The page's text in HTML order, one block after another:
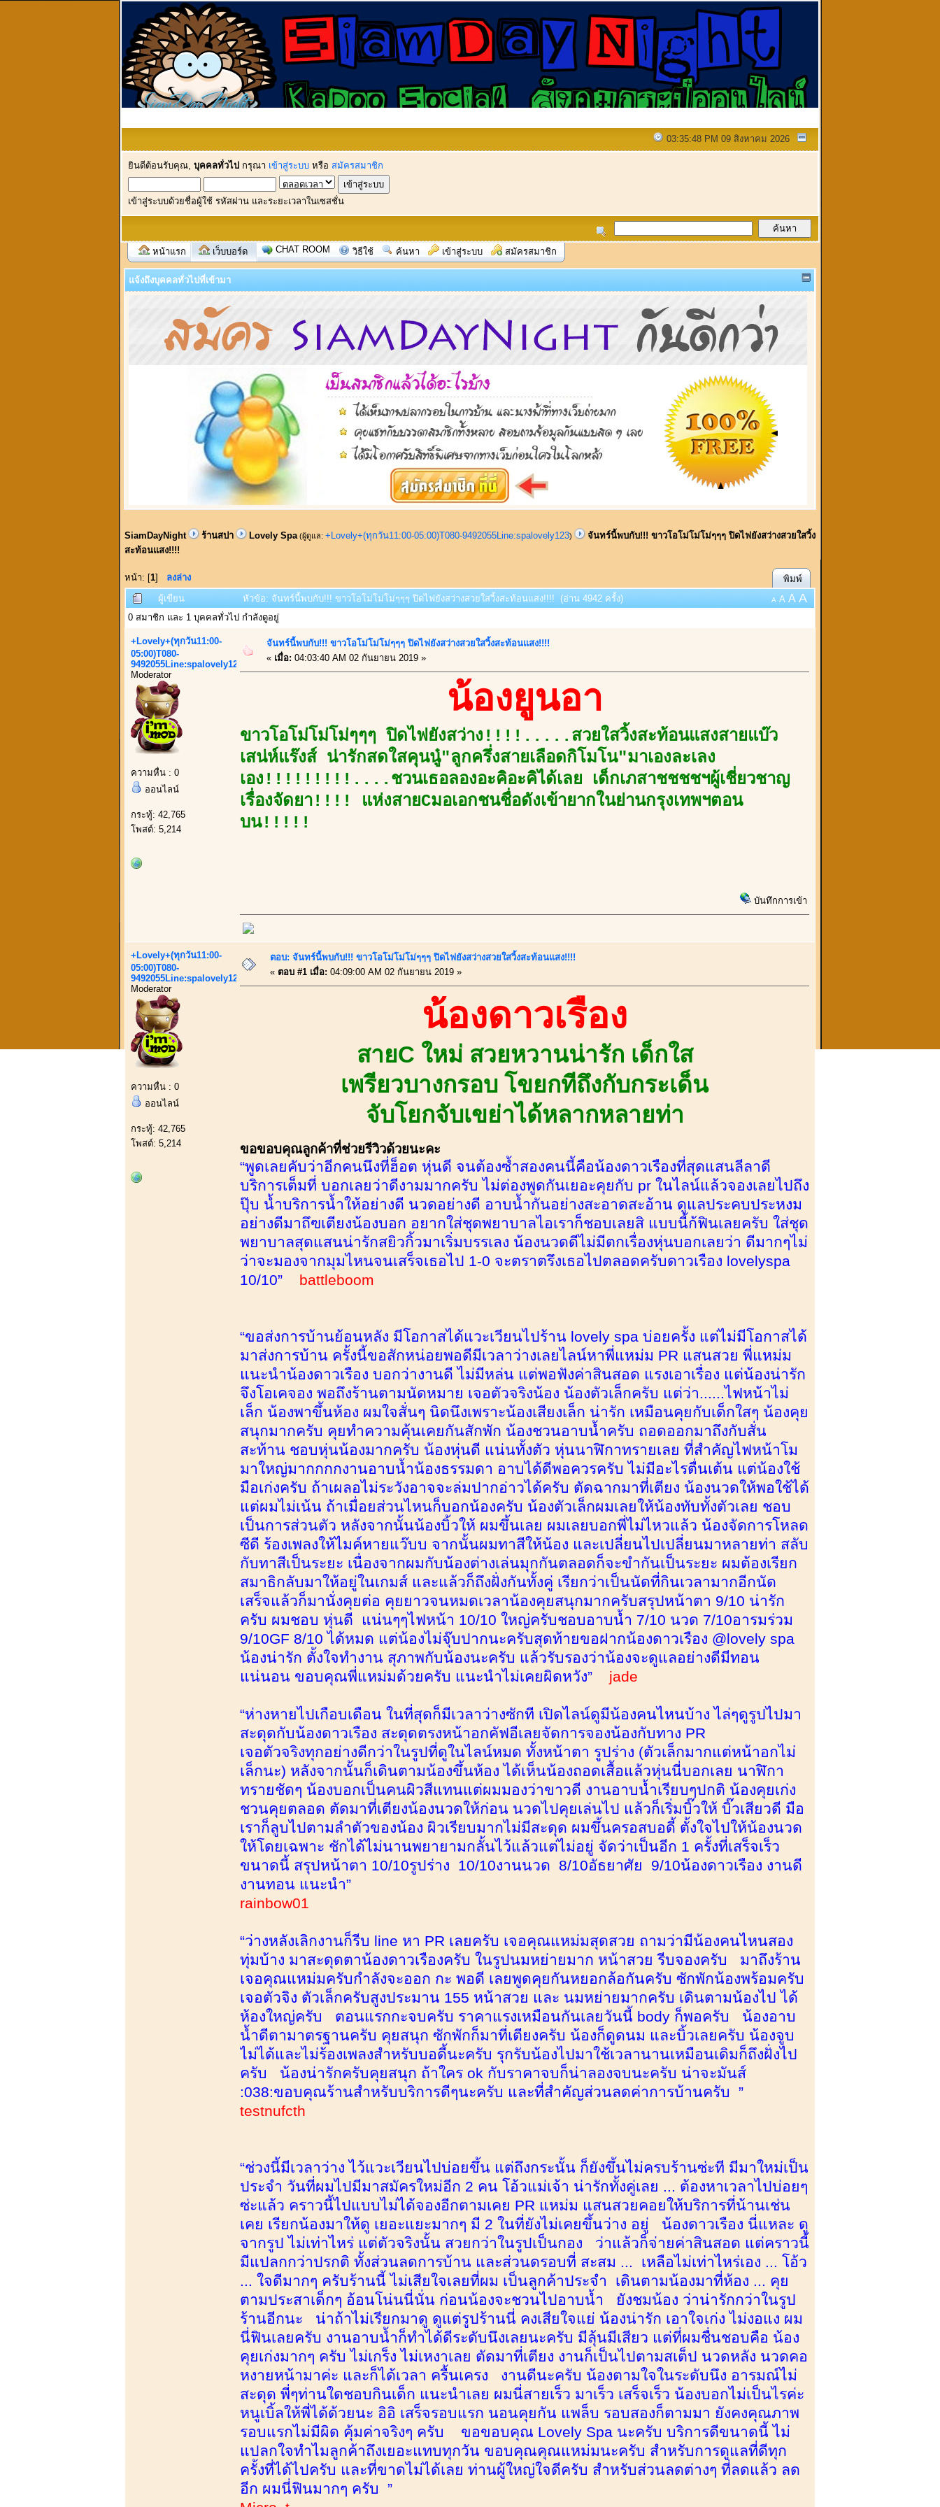
03:35:48 PM 09 สิงหาคม 2026
ยินดีต้อนรับคุณ, บุคคลทั่วไป กรุณา เข้าสู่ระบบ หรือ สมัครสมาชิก
เข้าสู่ระบบด้วยชื่อผู้ใช้ รหัสผ่าน และระยะเวลาในเซสชั่น
หน้าแรก เว็บบอร์ด CHAT ROOM วิธีใช้ ค้นหา เข้าสู่ระบบ สมัครสมาชิก
แจ้งถึงบุคคลทั่วไปที่เข้ามา
SiamDayNight ร้านสปา Lovely Spa (ผู้ดูแล: +Lovely+(ทุกวัน11:00-05:00)T080-9492055Line:spalovely123)
จันทร์นี้พบกับ!!! ขาวโอโม่โม่โม่ๆๆๆ ปิดไฟยังสว่างสวยใสวิ้ง
สะท้อนแสง!!!!
หน้า: [1] ลงล่าง
พิมพ์
ผู้เขียน
หัวข้อ: จันทร์นี้พบกับ!!! ขาวโอโม่โม่โม่ๆๆๆ ปิดไฟยังสว่างสวยใสวิ้งสะท้อนแสง!!!! (อ่าน 4942 ครั้ง) A A A A
0 สมาชิก และ 1 บุคคลทั่วไป กำลังดูอยู่
+Lovely+(ทุกวัน11:00-
05:00)T080-
9492055Line:spalovely123
Moderator
ความหื่น : 0
ออนไลน์
กระทู้: 42,765
โพสต์: 5,214
จันทร์นี้พบกับ!!! ขาวโอโม่โม่โม่ๆๆๆ ปิดไฟยังสว่างสวยใสวิ้งสะท้อนแสง!!!!
« เมื่อ: 04:03:40 AM 02 กันยายน 2019 »
น้องยูนอา
ขาวโอโม่โม่โม่ๆๆๆ ปิดไฟยังสว่าง!!!!.....สวยใสวิ้งสะท้อนแสงสายแบ๊ว
เสน่ห์แร๊งส์ น่ารักสดใสคุนนู๋"ลูกครึ่งสายเลือดกิโมโน"มาเองละเลง
เอง!!!!!!!!!....ชวนเธอลองอะคิอะคิได้เลย เด็กเภสาชชชชฯผู้เชี่ยวชาญ
เรื่องจัดยา!!!! แห่งสายCมอเอกชนชื่อดังเข้ายากในย่านกรุงเทพฯตอน
บน!!!!!
บันทึกการเข้า
+Lovely+(ทุกวัน11:00-
05:00)T080-
9492055Line:spalovely123
Moderator
ความหื่น : 0
ออนไลน์
กระทู้: 42,765
โพสต์: 5,214
ตอบ: จันทร์นี้พบกับ!!! ขาวโอโม่โม่โม่ๆๆๆ ปิดไฟยังสว่างสวยใสวิ้งสะท้อนแสง!!!!
« ตอบ #1 เมื่อ: 04:09:00 AM 02 กันยายน 2019 »
น้องดาวเรือง
สายC ใหม่ สวยหวานน่ารัก เด็กใส
เพรียวบางกรอบ โขยกทีถึงกับกระเด็น
จับโยกจับเขย่าได้หลากหลายท่า
ขอขอบคุณลูกค้าที่ช่วยรีวิวด้วยนะคะ
“พูดเลยคับว่าอีกคนนึงที่ฮ็อต หุ่นดี จนต้องซ้ำสองคนนี้คือน้องดาวเรืองที่สุดแสนลีลาดี
บริการเต็มที่ บอกเลยว่าดีงามมากครับ ไม่ต่องพูดกันเยอะคุยกับ pr ในไลน์แล้วจองเลยไปถึง
ปุ๊บ น้ำบริการน้ำให้อย่างดี นวดอย่างดี อาบน้ำกันอย่างสะอาดสะอ้าน ดูแลประคบประหงม
อย่างดีมาถึฃเตียงน้องบอก อยากใส่ชุดพยาบาลไอเราก็ชอบเลยสิ แบบนี้ก้ฟินเลยครับ ใส่ชุด
พยาบาลสุดแสนน่ารักสยิวกิ้วมาเริ่มบรรเลง น้องนวดดีไม่มีตกเรื่องหุ่นบอกเลยว่า ดีมากๆไม่
ว่าจะมองจากมุมไหนจนเสร็จเธอไป 1-0 จะตราตรึงเธอไปตลอดครับดาวเรือง lovelyspa
10/10”
battleboom
“ขอส่งการบ้านย้อนหลัง มีโอกาสได้แวะเวียนไปร้าน lovely spa บ่อยครั้ง แต่ไม่มีโอกาสได้
มาส่งการบ้าน ครั้งนี้ขอสักหน่อยพอดีมีเวลาว่างเลยไลน์หาพี่แหม่ม PR แสนสวย พี่แหม่ม
แนะนำน้องดาวเรือง บอกว่างานดี ไม่มีหล่น แต่พอฟังค่าสินสอด แรงเอาเรื่อง แต่น้องน่ารัก
จึงโอเคจอง พอถึงร้านตามนัดหมาย เจอตัวจริงน้อง น้องตัวเล็กครับ แต่ว่า......ไฟหน้าไม่
เล็ก น้องพาขึ้นห้อง ผมใจสั่นๆ นิดนึงเพราะน้องเสียงเล็ก น่ารัก เหมือนคุยกับเด็กใสๆ น้องคุย
สนุกมากครับ คุยทำความคุ้นเคยกันสักพัก น้องชวนอาบน้ำครับ ถอดออกมาถึงกับสั่น
สะท้าน ชอบหุ่นน้องมากครับ น้องหุ่นดี แน่นทั้งตัว หุ่นนาฬิกาทรายเลย ที่สำคัญไฟหน้าโม
มาใหญ่มากกกกงานอาบน้ำน้องธรรมดา อาบได้ดีพอควรครับ ไม่มีอะไรตื่นเต้น แต่น้องใช้
มือเก่งครับ ถ้าเผลอไม่ระวังอาจจะล่มปากอ่าวได้ครับ ตัดฉากมาที่เตียง น้องนวดให้พอใช้ได้
แต่ผมไม่เน้น ถ้าเมื่อยส่วนไหนก็บอกน้องครับ น้องตัวเล็กผมเลยให้น้องทับทั้งตัวเลย ชอบ
เป็นการส่วนตัว หลังจากนั้นน้องบิ้วให้ ผมขึ้นเลย ผมเลยบอกพี่ไม่ไหวแล้ว น้องจัดการโหลด
ซีดี ร้องเพลงให้ไมค์หายแว๊บบ จากนั้นผมทาสีให้น้อง และเปลี่ยนไปเปลี่ยนมาหลายท่า สลับ
กับทาสีเป็นระยะ เนื่องจากผมกับน้องต่างเล่นมุกกันตลอดก็จะขำกันเป็นระยะ ผมต้องเรียก
สมาธิกลับมาให้อยู่ในเกมส์ และแล้วก็ถึงฝั่งกันทั้งคู่ เรียกว่าเป็นนัดที่กินเวลามากอีกนัด
เสร็จแล้วก็มานั่งคุยต่อ คุยยาวจนหมดเวลาน้องคุยสนุกมากครับสรุปหน้าตา 9/10 น่ารัก
ครับ ผมชอบ หุ่นดี แน่นๆๆไฟหน้า 10/10 ใหญ่ครับชอบอาบน้ำ 7/10 นวด 7/10อารมร่วม
9/10GF 8/10 ได้หมด แต่น้องไม่จุ๊บปากนะครับสุดท้ายขอฝากน้องดาวเรือง @lovely spa
น้องน่ารัก ตั้งใจทำงาน สุภาพกับน้องนะครับ แล้วรับรองว่าน้องจะดูแลอย่างดีมีทอน
แน่นอน ขอบคุณพี่แหม่มด้วยครับ แนะนำไม่เคยผิดหวัง”
jade
“ห่างหายไปเกือบเดือน ในที่สุดก็มีเวลาว่างซักที เปิดไลน์ดูมีน้องคนไหนบ้าง ไล่ๆดูรูปไปมา
สะดุดกับน้องดาวเรือง สะดุดตรงหน้าอกคัฟอีเลยจัดการจองน้องกับทาง PR
เจอตัวจริงทุกอย่างดีกว่าในรูปที่ดูในไลน์หมด ทั้งหน้าตา รูปร่าง (ตัวเล็กมากแต่หน้าอกไม่
เล็กนะ) หลังจากนั้นก็เดินตามน้องขึ้นห้อง ได้เห็นน้องถอดเสื้อแล้วหุ่นนี่บอกเลย นาฬิกา
ทรายชัดๆ น้องบอกเป็นคนผิวสีแทนแต่ผมมองว่าขาวดี งานอาบน้ำเรียบๆปกติ น้องคุยเก่ง
ชวนคุยตลอด ตัดมาที่เตียงน้องนวดให้ก่อน นวดไปคุยเล่นไป แล้วก็เริ่มบิ๊วให้ บิ๊วเสียวดี มือ
เราก็ลูบไปตามลำตัวของน้อง ผิวเรียบมากไม่มีสะดุด ผมขึ้นครอสบอดี้ ตั้งใจไปให้น้องนวด
ให้โดยเฉพาะ ชักได้ไม่นานพยายามกลั้นไว้แล้วแต่ไม่อยู่ จัดว่าเป็นอีก 1 ครั้งที่เสร็จเร็ว
ขนาดนี้ สรุปหน้าตา 10/10รูปร่าง 10/10งานนวด 8/10อัธยาศัย 9/10น้องดาวเรือง งานดี
งานทอน แนะนำ”
rainbow01
“ว่างหลังเลิกงานก็รีบ line หา PR เลยครับ เจอคุณแหม่มสุดสวย ถามว่ามีน้องคนไหนสอง
ทุ่มบ้าง มาสะดุดตาน้องดาวเรืองครับ ในรูปนมหย่ายมาก หน้าสวย รีบจองครับ มาถึงร้าน
เจอคุณแหม่มครับกำลังจะออก กะ พอดี เลยพูดคุยกันหยอกล้อกันครับ ซักพักน้องพร้อมครับ
เจอตัวจิง ตัวเล็กครับสูงประมาน 155 หน้าสวย และ นมหย่ายมากครับ เดินตามน้องไป ได้
ห้องใหญ่ครับ ตอนแรกกะจบครับ ราคาแรงเหมือนกันเลยวันนี้ body ก็พอครับ น้องอาบ
น้ำดีตามาตรฐานครับ คุยสนุก ซักพักก็มาที่เตียงครับ น้องก็ดูดนม และบิ้วเลยครับ น้องจูบ
ไม่ได้และไม่ร้องเพลงสำหรับบอดี้นะครับ รุกรับน้องไปมาใช้เวลานานเหมือนเดิมก็ถึงฝั่งไป
ครับ น้องน่ารักครับคุยสนุก ถ้าใคร ok กับราคาจบก็น่าลองจบนะครับ น่าจะมันส์
:038:ขอบคุณร้านสำหรับบริการดีๆนะครับ และที่สำคัญส่วนลดค่าการบ้านครับ ”
testnufcth
“ช่วงนี้มีเวลาว่าง ไว้แวะเวียนไปบ่อยขึ้น แต่ถึงกระนั้น ก็ยังขึ้นไม่ครบร้านซ่ะที มีมาใหม่เป็น
ประจำ วันที่ผมไปมีมาสมัครใหม่อีก 2 คน โอ้วแม่เจ้า น่ารักทั้งคู่เลย ... ต้องหาเวลาไปบ่อยๆ
ซ่ะแล้ว คราวนี้ไปแบบไม่ได้จองอีกตามเคย PR แหม่ม แสนสวยคอยให้บริการที่น้านเช่น
เคย เรียกน้องมาให้ดู เยอะแยะมากๆ มี 2 ในที่ยังไม่เคยขึ้นว่าง อยู่ น้องดาวเรือง นี่แหละ ดู
จากรูป ไม่เท่าไหร่ แต่ตัวจริงนั้น สวยกว่าในรูปเป็นกอง ว่าแล้วก็จ่ายค่าสินสอด แต่คราวนี้
มีแปลกกว่าปรกติ ทั้งส่วนลดการบ้าน และส่วนดรอบที่ สะสม ... เหลือไม่เท่าไหร่เอง ... โอ้ว
... ใจดีมากๆ ครับร้านนี้ ไม่เสียใจเลยที่ผม เป็นลูกค้าประจำ เดินตามน้องมาที่ห้อง ... คุย
ตามประสาเด็กๆ อ้อนโน่นนี่นั่น ก่อนน้องจะชวนไปอาบน้ำ ยังชมน้อง ว่าน่ารักกว่าในรูป
ร้านอีกนะ น่าถ้าไม่เรียกมาดู ดูแต่รูปร้านนี่ คงเสียใจแย่ น้องน่ารัก เอาใจเก่ง ไม่งอแง ผม
นี่ฟินเลยครับ งานอาบน้ำก็ทำได้ดีระดับนึงเลยนะครับ มีลุ้นมีเสียว แต่ที่ผมชื่นชอบคือ น้อง
คุยเก่งมากๆ ครับ ไม่เกร็ง ไม่เหงาเลย ตัดมาที่เตียง งานก็เป็นไปตามสเต็ป นวดหลัง นวดคอ
หงายหน้ามาค่ะ และก็ได้เวลา ครื้นเครง งานดีนะครับ น้องตามใจในระดับนึง อารมณ์ไม่
สะดุด พี่ๆท่านใดชอบกินเด็ก แนะนำเลย ผมนี่สายเร็ว มาเร็ว เสร็จเร็ว น้องบอกไม่เป็นไรค่ะ
หนูเบิ้ลให้พี่ได้ด้วยนะ อิอิ เสร็จรอบแรก นอนคุยกัน แพล็บ รอบสองก็ตามมา ยังคงคุณภาพ
รอบแรกไม่มีผิด คุ้มค่าจริงๆ ครับ ขอขอบคุณ Lovely Spa นะครับ บริการดีขนาดนี้ ไม่
แปลกใจทำไมลูกค้าถึงเยอะแทบทุกวัน ขอบคุณคุณแหม่มนะครับ สำหรับการดูแลที่ดีทุก
ครั้งที่ได้ไปครับ และที่ขาดไม่ได้เลย ท่านผู้ใหญ่ใจดีครับ สำหรับส่วนลดต่างๆ ที่ลดแล้ว ลด
อีก ผมนี่ฟินมากๆ ครับ ”